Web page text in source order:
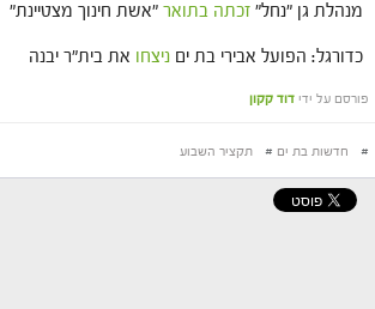
מנהלת גן "נחל" זכתה בתואר "אשת חינוך מצטיינת"
כדורגל: הפועל אבירי בת ים ניצחו את בית"ר יבנה
פורסם על ידי דוד קקון
# חדשות בת ים # תקציר השבוע